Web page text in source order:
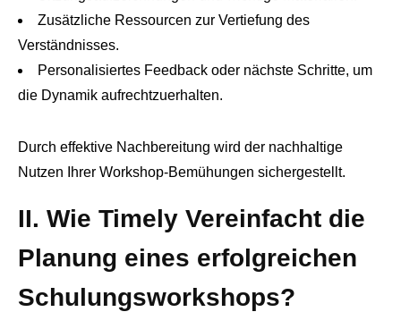
Zusätzliche Ressourcen zur Vertiefung des
Verständnisses.
Personalisiertes Feedback oder nächste Schritte, um
die Dynamik aufrechtzuerhalten.
Durch effektive Nachbereitung wird der nachhaltige
Nutzen Ihrer Workshop-Bemühungen sichergestellt.
II. Wie Timely Vereinfacht die
Planung eines erfolgreichen
Schulungsworkshops?